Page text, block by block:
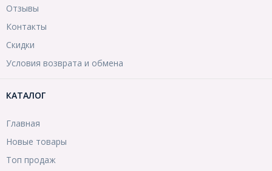
Отзывы
Контакты
Скидки
Условия возврата и обмена
КАТАЛОГ
Главная
Новые товары
Топ продаж